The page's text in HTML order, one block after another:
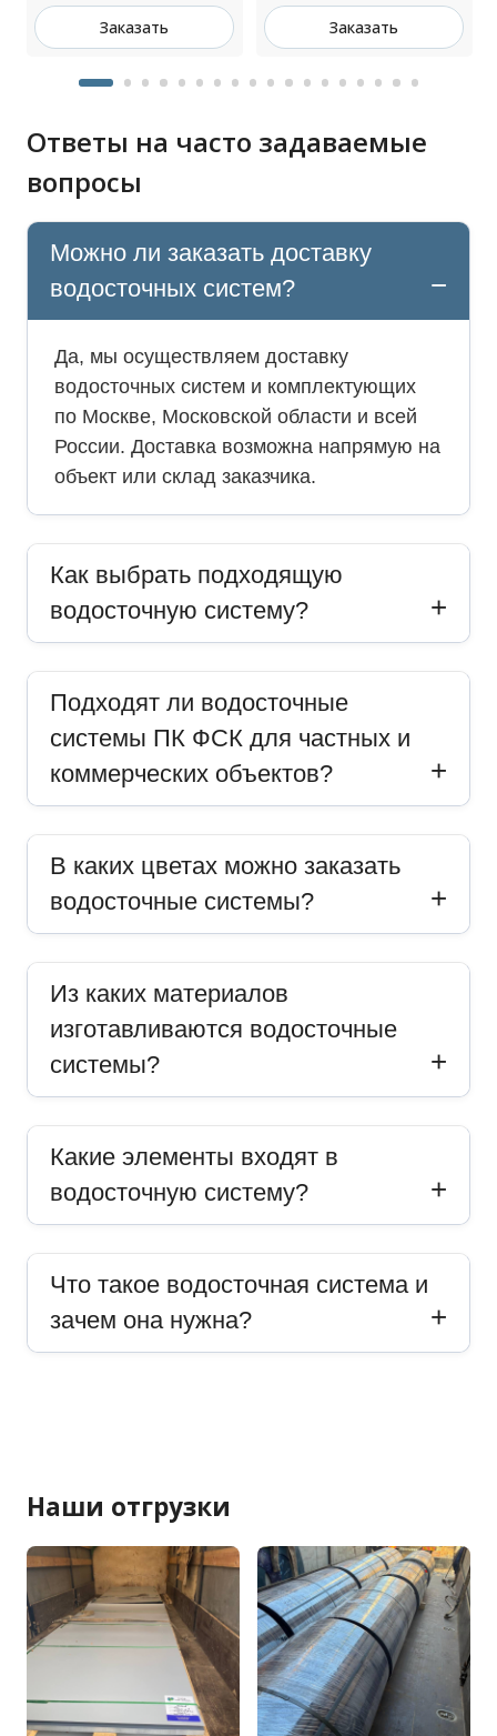
Заказать Заказать
Ответы на часто задаваемые
вопросы
Можно ли заказать доставку
водосточных систем?
Да, мы осуществляем доставку
водосточных систем и комплектующих
по Москве, Московской области и всей
России. Доставка возможна напрямую на
объект или склад заказчика.
Как выбрать подходящую
водосточную систему?
Подходят ли водосточные
системы ПК ФСК для частных и
коммерческих объектов?
В каких цветах можно заказать
водосточные системы?
Из каких материалов
изготавливаются водосточные
системы?
Какие элементы входят в
водосточную систему?
Что такое водосточная система и
зачем она нужна?
Наши отгрузки